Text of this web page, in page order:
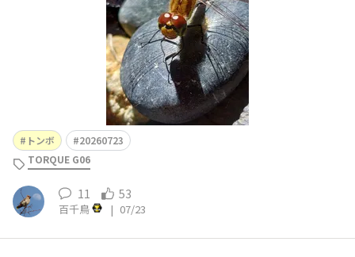
トンボ
20260723
TORQUE G06
11 53
百千鳥 | 07/23